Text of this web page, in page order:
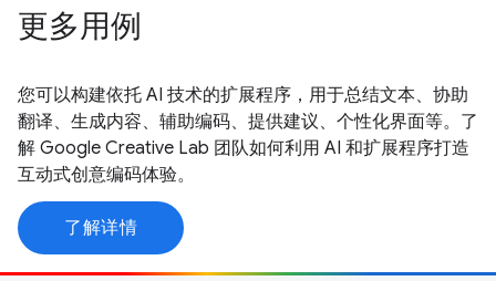
更多用例
您可以构建依托 AI 技术的扩展程序，用于总结文本、协助
翻译、生成内容、辅助编码、提供建议、个性化界面等。了
解 Google Creative Lab 团队如何利用 AI 和扩展程序打造
互动式创意编码体验。
了解详情